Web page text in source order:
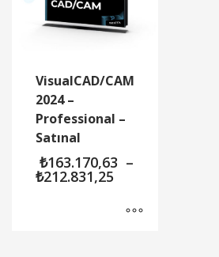
VisualCAD/CAM
2024 –
Professional –
Satınal
₺163.170,63 –
₺212.831,25
₺163.170,63